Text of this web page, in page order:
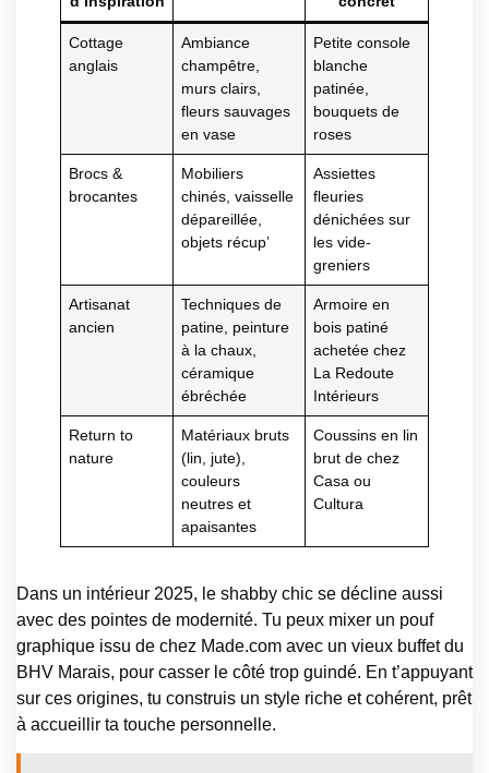
Cottage
anglais
Ambiance
champêtre,
murs clairs,
fleurs sauvages
en vase
Petite console
blanche
patinée,
bouquets de
roses
Brocs &
brocantes
Mobiliers
chinés, vaisselle
dépareillée,
objets récup’
Assiettes
fleuries
dénichées sur
les vide-
greniers
Artisanat
ancien
Techniques de
patine, peinture
à la chaux,
céramique
ébréchée
Armoire en
bois patiné
achetée chez
La Redoute
Intérieurs
Return to
nature
Matériaux bruts
(lin, jute),
couleurs
neutres et
apaisantes
Coussins en lin
brut de chez
Casa ou
Cultura
Dans un intérieur 2025, le shabby chic se décline aussi
avec des pointes de modernité. Tu peux mixer un pouf
graphique issu de chez Made.com avec un vieux buffet du
BHV Marais, pour casser le côté trop guindé. En t’appuyant
sur ces origines, tu construis un style riche et cohérent, prêt
à accueillir ta touche personnelle.